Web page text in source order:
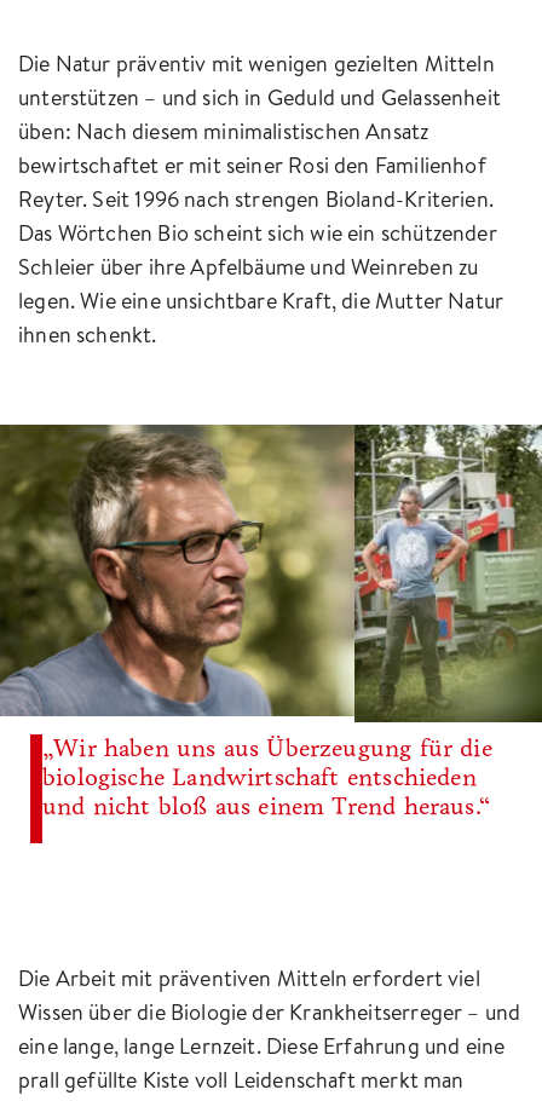
Die Natur präventiv mit wenigen gezielten Mitteln
unterstützen – und sich in Geduld und Gelassenheit
üben: Nach diesem minimalistischen Ansatz
bewirtschaftet er mit seiner Rosi den Familienhof
Reyter. Seit 1996 nach strengen Bioland-Kriterien.
Das Wörtchen Bio scheint sich wie ein schützender
Schleier über ihre Apfelbäume und Weinreben zu
legen. Wie eine unsichtbare Kraft, die Mutter Natur
ihnen schenkt.
„Wir haben uns aus Überzeugung für die
biologische Landwirtschaft entschieden
und nicht bloß aus einem Trend heraus.“
Die Arbeit mit präventiven Mitteln erfordert viel
Wissen über die Biologie der Krankheitserreger – und
eine lange, lange Lernzeit. Diese Erfahrung und eine
prall gefüllte Kiste voll Leidenschaft merkt man